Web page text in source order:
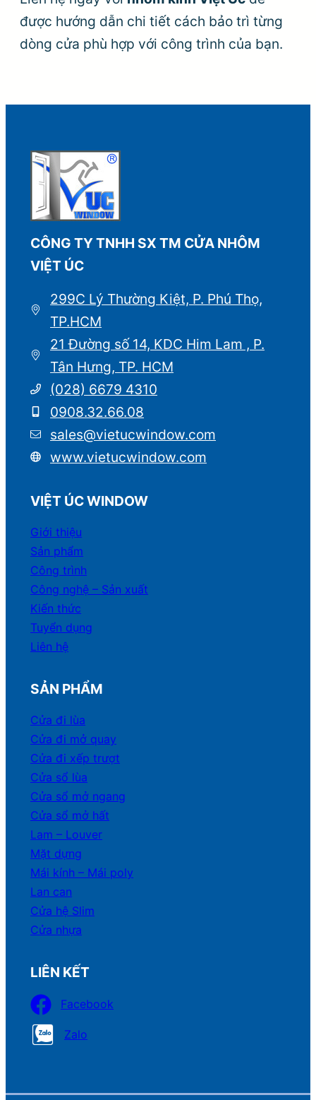
được hướng dẫn chi tiết cách bảo trì từng
dòng cửa phù hợp với công trình của bạn.
CÔNG TY TNHH SX TM CỬA NHÔM
VIỆT ÚC
299C Lý Thường Kiệt, P. Phú Thọ,
TP.HCM
21 Đường số 14, KDC Him Lam , P.
Tân Hưng, TP. HCM
(028) 6679 4310
0908.32.66.08
sales@vietucwindow.com
www.vietucwindow.com
VIỆT ÚC WINDOW
Giới thiệu
Sản phẩm
Công trình
Công nghệ – Sản xuất
Kiến thức
Tuyển dụng
Liên hệ
SẢN PHẨM
Cửa đi lùa
Cửa đi mở quay
Cửa đi xếp trượt
Cửa sổ lùa
Cửa sổ mở ngang
Cửa sổ mở hất
Lam – Louver
Mặt dựng
Mái kính – Mái poly
Lan can
Cửa hệ Slim
Cửa nhựa
LIÊN KẾT
Facebook
Zalo